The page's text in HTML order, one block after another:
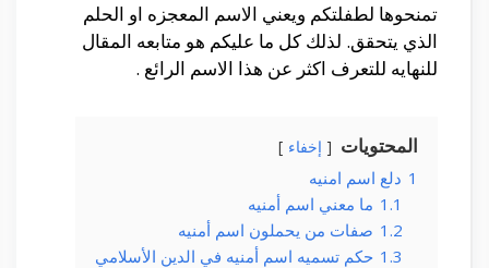
تمنحوها لطفلتكم ويعني الاسم المعجزه او الحلم
الذي يتحقق. لذلك كل ما عليكم هو متابعه المقال
للنهايه للتعرف اكثر عن هذا الاسم الرائع .
المحتويات إخفاء
1 دلع اسم امنيه
1.1 ما معني اسم أمنيه
1.2 صفات من يحملون اسم أمنيه
1.3 حكم تسميه اسم أمنيه في الدين الأسلامي